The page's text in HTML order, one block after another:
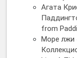
Агата
from
Море лжи